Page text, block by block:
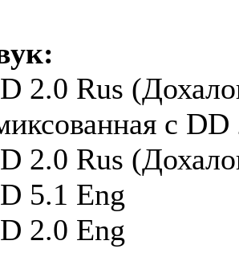
2.0 Rus
с
2.0 Rus
5.1 Eng
2.0 Eng